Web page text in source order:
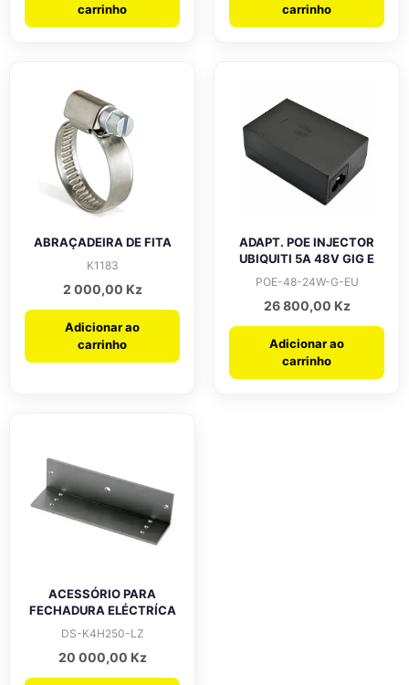
carrinho
carrinho
ABRAÇADEIRA DE FITA
K1183
2 000,00 Kz
Adicionar ao
carrinho
ADAPT. POE INJECTOR
UBIQUITI 5A 48V GIG E
POE-48-24W-G-EU
26 800,00 Kz
Adicionar ao
carrinho
ACESSÓRIO PARA
FECHADURA ELÉCTRÍCA
DS-K4H250-LZ
20 000,00 Kz